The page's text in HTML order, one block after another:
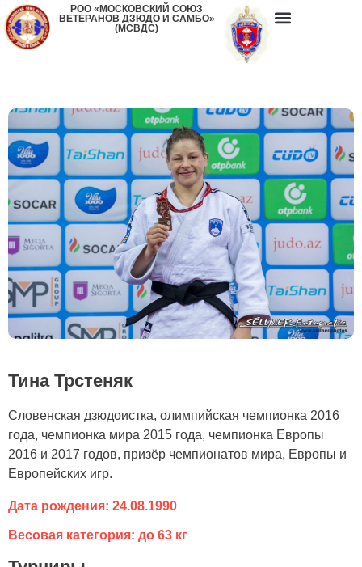
РОО «МОСКОВСКИЙ СОЮЗ
ВЕТЕРАНОВ ДЗЮДО И САМБО»
(МСВДС)
Тина Трстеняк
Словенская дзюдоистка, олимпийская чемпионка 2016
года, чемпионка мира 2015 года, чемпионка Европы
2016 и 2017 годов, призёр чемпионатов мира, Европы и
Европейских игр.
Дата рождения: 24.08.1990
Весовая категория: до 63 кг